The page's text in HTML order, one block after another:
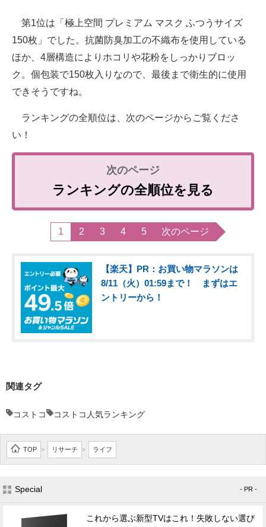
第1位は「極上空間 プレミアム マスク ふつうサイズ
150枚」でした。抗菌防臭加工の不織布を使用している
ほか、4層構造によりホコリや花粉をしっかりブロッ
ク。個包装で150枚入りなので、最後まで衛生的に使用
できそうですね。
ランキングの全順位は、次のページからご覧くださ
い！
ランキングの全順位を見る
1 2 3 4 5 次のページ
【楽天】PR：お買い物マラソンは
8/11（火）01:59まで！ まずはエ
ントリーから！
関連タグ
コストコ コストコ人気ランキング
TOP > リサーチ > ライフ
Special - PR -
これから選ぶ新型TVはこれ！失敗しない選び